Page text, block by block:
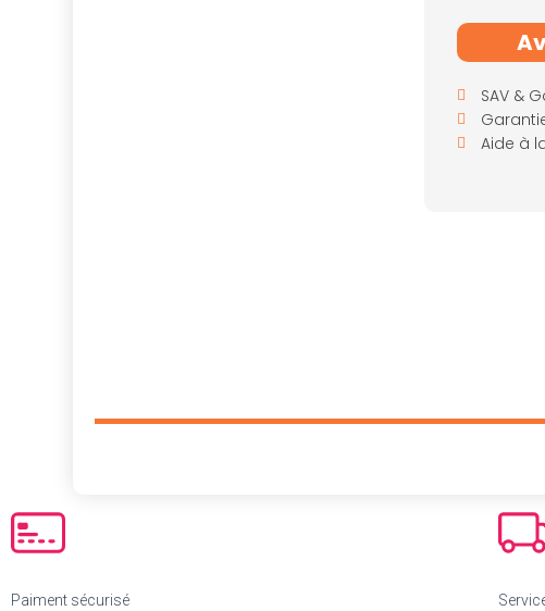
SAV &
Aide à
Paiment sécurisé